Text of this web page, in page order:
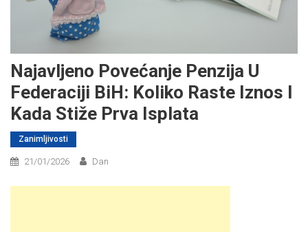
Najavljeno Povećanje Penzija U
Federaciji BiH: Koliko Raste Iznos I
Kada Stiže Prva Isplata
Zanimljivosti
21/01/2026 Dan